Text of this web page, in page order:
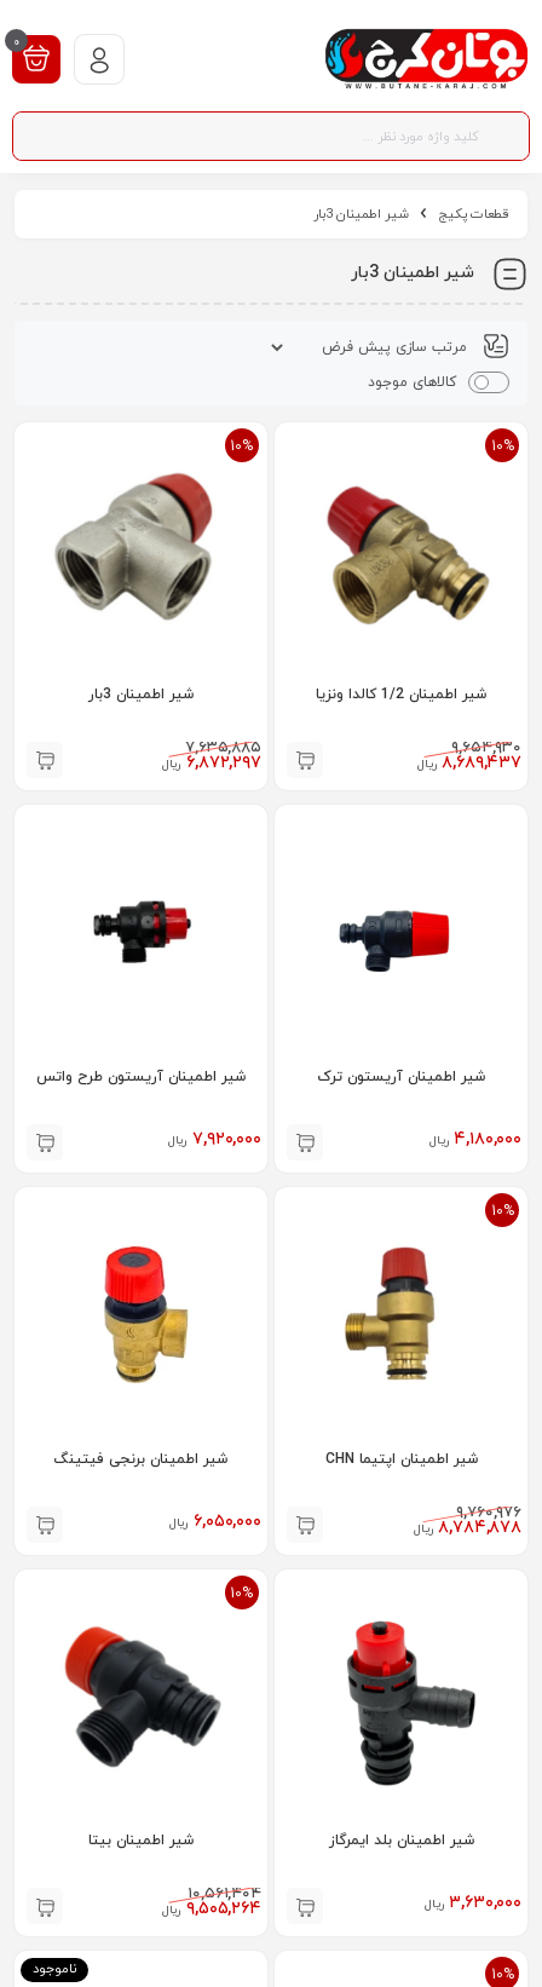
0
قطعات پکیج شیر اطمینان 3بار
شیر اطمینان 3بار
کالاهای موجود
10%
شیر اطمینان 1/2 کالدا ونزیا
۹,۶۵۴,۹۳۰
۸,۶۸۹,۴۳۷ ریال
10%
شیر اطمینان 3بار
۷,۶۳۵,۸۸۵
۶,۸۷۲,۲۹۷ ریال
شیر اطمینان آریستون ترک
۴,۱۸۰,۰۰۰ ریال
شیر اطمینان آریستون طرح واتس
۷,۹۲۰,۰۰۰ ریال
10%
شیر اطمینان اپتیما CHN
۹,۷۶۰,۹۷۶
۸,۷۸۴,۸۷۸ ریال
شیر اطمینان برنجی فیتینگ
۶,۰۵۰,۰۰۰ ریال
شیر اطمینان بلد ایمرگاز
۳,۶۳۰,۰۰۰ ریال
10%
شیر اطمینان بیتا
۱۰,۵۶۱,۴۰۴
۹,۵۰۵,۲۶۴ ریال
10% ناموجود